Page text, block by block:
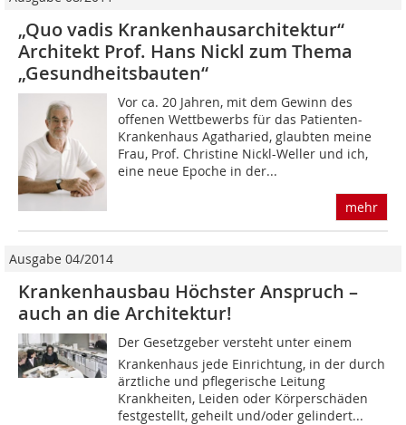
„Quo vadis Krankenhausarchitektur“
Architekt Prof. Hans Nickl zum Thema
„Gesundheitsbauten“
Vor ca. 20 Jahren, mit dem Gewinn des
offenen Wettbewerbs für das Patienten-
Krankenhaus Agatharied, glaubten meine
Frau, Prof. Christine Nickl-Weller und ich,
eine neue Epoche in der...
mehr
Ausgabe 04/2014
Krankenhausbau Höchster Anspruch –
auch an die Architektur!
Der Gesetzgeber versteht unter einem
Krankenhaus jede Einrichtung, in der durch
ärztliche und pflegerische Leitung
Krankheiten, Leiden oder Körperschäden
festgestellt, geheilt und/oder gelindert...